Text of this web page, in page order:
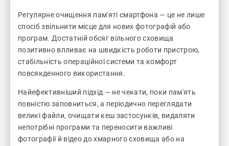
Регулярне очищення пам'яті смартфона — це не лише
спосіб звільнити місце для нових фотографій або
програм. Достатній обсяг вільного сховища
позитивно впливає на швидкість роботи пристрою,
стабільність операційної системи та комфорт
повсякденного використання.
Найефективніший підхід — не чекати, поки пам'ять
повністю заповниться, а періодично переглядати
великі файли, очищати кеш застосунків, видаляти
непотрібні програми та переносити важливі
фотографії й відео до хмарного сховища або на